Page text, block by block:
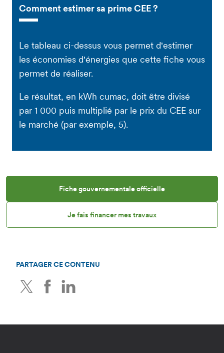
Comment estimer sa prime CEE ?
Le tableau ci-dessus vous permet d'estimer
les économies d'énergies que cette fiche vous
permet de réaliser.
Le résultat, en kWh cumac, doit être divisé
par 1 000 puis multiplié par le prix du CEE sur
le marché (par exemple, 5).
Fiche gouvernementale officielle
Je fais financer mes travaux
PARTAGER CE CONTENU
TwitterFacebook